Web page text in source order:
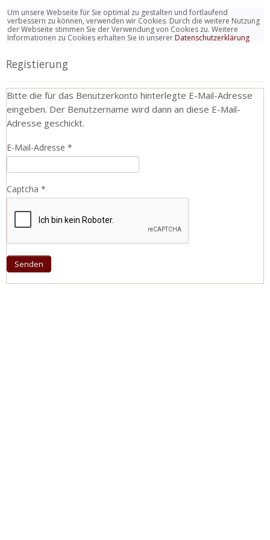
Um unsere Webseite für Sie optimal zu gestalten und fortlaufend
verbessern zu können, verwenden wir Cookies. Durch die weitere Nutzung
der Webseite stimmen Sie der Verwendung von Cookies zu. Weitere
Informationen zu Cookies erhalten Sie in unsererDatenschutzerklärung
Registierung
Bitte die für das Benutzerkonto hinterlegte E-Mail-Adresse
eingeben. Der Benutzername wird dann an diese E-Mail-
Adresse geschickt.
E-Mail-Adresse *
Captcha *
Senden